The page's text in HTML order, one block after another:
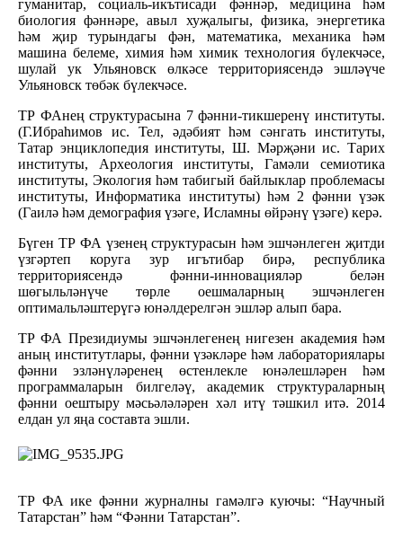
гуманитар, социаль-икътисади фәннәр, медицина һәм
биология фәннәре, авыл хуҗалыгы, физика, энергетика
һәм җир турындагы фән, математика, механика һәм
машина белеме, химия һәм химик технология бүлекчәсе,
шулай ук Ульяновск өлкәсе территориясендә эшләүче
Ульяновск төбәк бүлекчәсе.
ТР ФАнең структурасына 7 фәнни-тикшеренү институты.
(Г.Ибраһимов ис. Тел, әдәбият һәм сәнгать институты,
Татар энциклопедия институты, Ш. Мәрҗәни ис. Тарих
институты, Археология институты, Гамәли семиотика
институты, Экология һәм табигый байлыклар проблемасы
институты, Информатика институты) һәм 2 фәнни үзәк
(Гаилә һәм демография үзәге, Исламны өйрәнү үзәге) керә.
Бүген ТР ФА үзенең структурасын һәм эшчәнлеген җитди
үзгәртеп коруга зур игътибар бирә, республика
территориясендә фәнни-инновацияләр белән
шөгыльләнүче төрле оешмаларның эшчәнлеген
оптимальләштерүгә юнәлдерелгән эшләр алып бара.
ТР ФА Президиумы эшчәнлегенең нигезен академия һәм
аның институтлары, фәнни үзәкләре һәм лабораториялары
фәнни эзләнүләренең өстенлекле юнәлешләрен һәм
программаларын билгеләү, академик структураларның
фәнни оештыру мәсьәләләрен хәл итү тәшкил итә. 2014
елдан ул яңа составта эшли.
ТР ФА ике фәнни журналны гамәлгә куючы: “Научный
Татарстан” һәм “Фәнни Татарстан”.